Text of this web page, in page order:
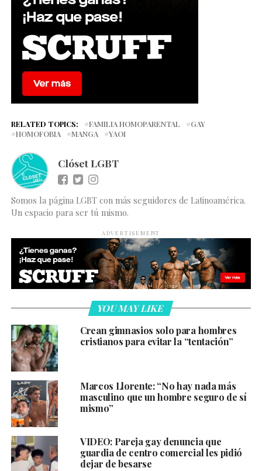
RELATED TOPICS: FAMILIA HOMOPARENTAL
GAY
HOMOFOBIA
MANGA YAOI
Clóset LGBT
Somos la página LGBT con más seguidores de Latinoamérica.
Un espacio para ser tú mismo.
ADVERTISEMENT
YOU MAY LIKE
Crean gimnasios solo para hombres
cristianos para evitar la “tentación”
Marcos Llorente: “No hay nada más
masculino que un hombre seguro de sí
mismo”
VIDEO: Pareja gay denuncia que
guardia de centro comercial les pidió
dejar de besarse